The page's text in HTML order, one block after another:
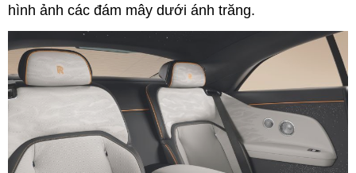
hình ảnh các đám mây dưới ánh trăng.